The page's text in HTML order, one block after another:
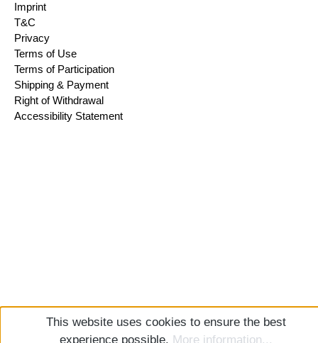
Imprint
T&C
Privacy
Terms of Use
Terms of Participation
Shipping & Payment
Right of Withdrawal
Accessibility Statement
This website uses cookies to ensure the best
experience possible. More information...